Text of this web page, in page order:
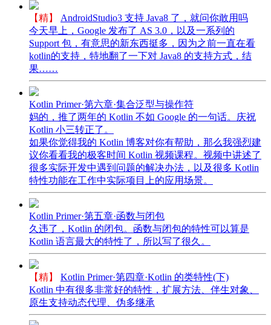
【精】
AndroidStudio3 支持 Java8 了，就问你敢用吗
今天早上，Google 发布了 AS 3.0，以及一系列的
Support 包，有意思的新东西挺多，因为之前一直在看
kotlin的支持，特地翻了一下对 Java8 的支持方式，结
果……
Kotlin Primer·第六章·集合泛型与操作符
妈的，推了两年的 Kotlin 不如 Google 的一句话。庆祝
Kotlin 小三转正了。
如果你觉得我的 Kotlin 博客对你有帮助，那么我强烈建
议你看看我的极客时间 Kotlin 视频课程。视频中讲述了
很多实际开发中遇到问题的解决办法，以及很多 Kotlin
特性功能在工作中实际项目上的应用场景。
Kotlin Primer·第五章·函数与闭包
久违了，Kotlin 的闭包。函数与闭包的特性可以算是
Kotlin 语言最大的特性了，所以写了很久。
【精】
Kotlin Primer·第四章·Kotlin 的类特性(下)
Kotlin 中有很多非常好的特性，扩展方法、伴生对象、
原生支持动态代理、伪多继承